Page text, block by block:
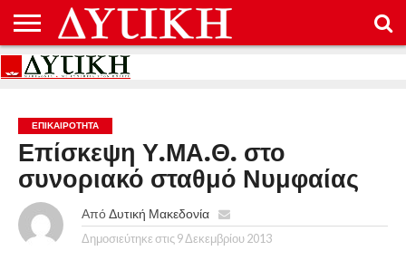
ΑΡΧΙΚΉ
ΕΠΙΚΟΙΝΩΝΊΑ
ΌΡΟΙ
ΠΡΟΣΤΑΣΊΑ
ΕΠΙΚΑΙΡΟΤΗΤΑ
Επίσκεψη Υ.ΜΑ.Θ. στο
συνοριακό σταθμό Νυμφαίας
Από Δυτική Μακεδονία
Δημοσιεύτηκε στις 9 Δεκεμβρίου 2013